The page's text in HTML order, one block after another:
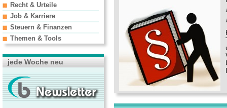
Recht & Urteile
Job & Karriere
Steuern & Finanzen
Themen & Tools
jede Woche neu